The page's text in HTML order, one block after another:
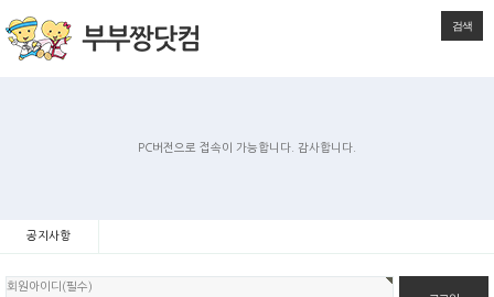
검색
PC버전으로 접속이 가능합니다. 감사합니다.
공지사항
회
원